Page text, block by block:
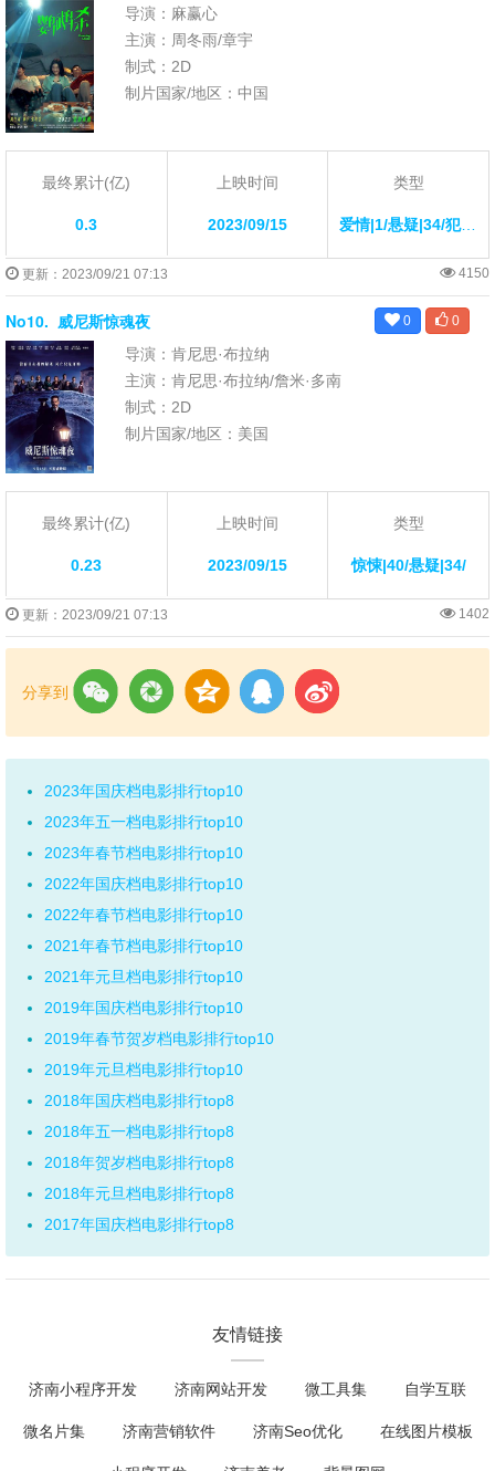
导演：麻赢心
主演：周冬雨/章宇
制式：2D
制片国家/地区：中国
最终累计(亿)
0.3
上映时间
2023/09/15
类型
爱情|1/悬疑|34/犯罪|7/剧情|12/
更新：2023/09/21 07:13 4150
No10. 威尼斯惊魂夜 0 0
导演：肯尼思·布拉纳
主演：肯尼思·布拉纳/詹米·多南
制式：2D
制片国家/地区：美国
最终累计(亿)
0.23
上映时间
2023/09/15
类型
惊悚|40/悬疑|34/
更新：2023/09/21 07:13 1402
分享到
2023年国庆档电影排行top10
2023年五一档电影排行top10
2023年春节档电影排行top10
2022年国庆档电影排行top10
2022年春节档电影排行top10
2021年春节档电影排行top10
2021年元旦档电影排行top10
2019年国庆档电影排行top10
2019年春节贺岁档电影排行top10
2019年元旦档电影排行top10
2018年国庆档电影排行top8
2018年五一档电影排行top8
2018年贺岁档电影排行top8
2018年元旦档电影排行top8
2017年国庆档电影排行top8
友情链接
济南小程序开发 济南网站开发 微工具集 自学互联
微名片集 济南营销软件 济南Seo优化 在线图片模板